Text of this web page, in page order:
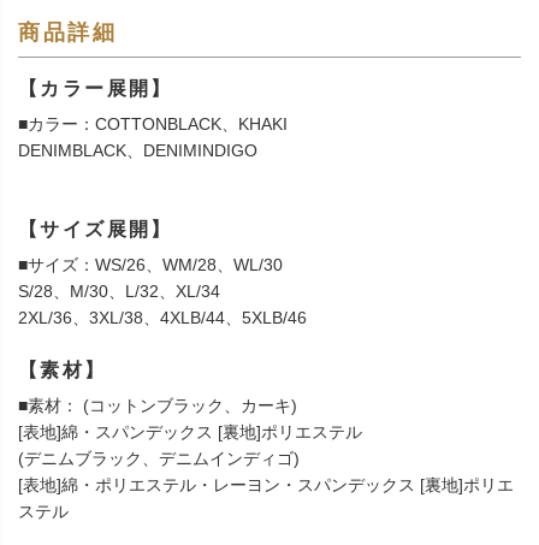
商品詳細
【カラー展開】
■カラー：COTTONBLACK、KHAKI
DENIMBLACK、DENIMINDIGO
【サイズ展開】
■サイズ：WS/26、WM/28、WL/30
S/28、M/30、L/32、XL/34
2XL/36、3XL/38、4XLB/44、5XLB/46
【素材】
■素材： (コットンブラック、カーキ)
[表地]綿・スパンデックス [裏地]ポリエステル
(デニムブラック、デニムインディゴ)
[表地]綿・ポリエステル・レーヨン・スパンデックス [裏地]ポリエ
ステル